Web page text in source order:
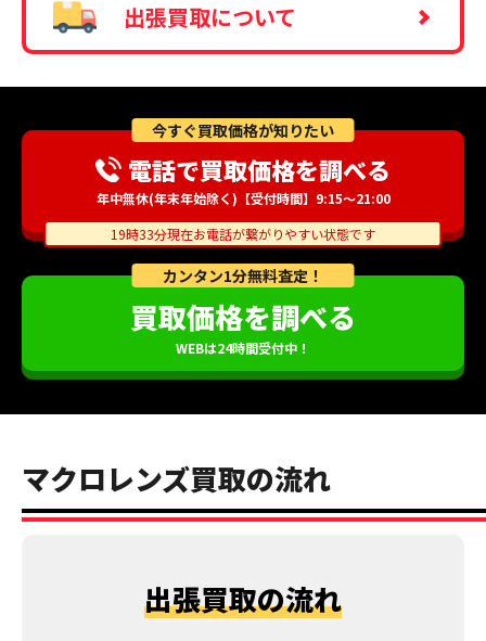
出張買取について
カンタン1分無料査定！
買取価格を調べる
WEBは24時間受付中！
今すぐ買取価格が知りたい
電話で買取価格を調べる
年中無休(年末年始除く)【受付時間】9:15～21:00
19時33分現在お電話が繋がりやすい状態です
マクロレンズ買取の流れ
出張買取の流れ